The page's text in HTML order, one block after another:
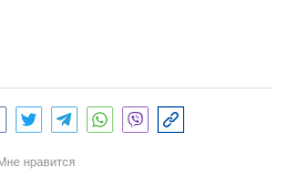
нравится